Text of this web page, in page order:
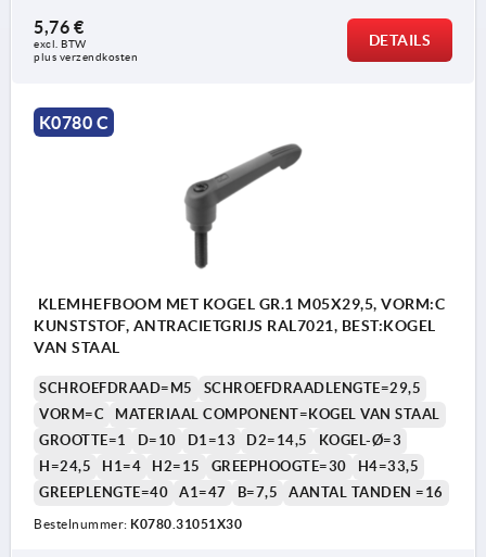
5,76 €
excl. BTW
plus verzendkosten
DETAILS
K0780 C
KLEMHEFBOOM MET KOGEL GR.1 M05X29,5, VORM:C
KUNSTSTOF, ANTRACIETGRIJS RAL7021, BEST:KOGEL
VAN STAAL
SCHROEFDRAAD=M5
SCHROEFDRAADLENGTE=29,5
VORM=C
MATERIAAL COMPONENT=KOGEL VAN STAAL
GROOTTE=1
D=10 D1=13 D2=14,5
KOGEL-Ø=3
H=24,5
H1=4 H2=15 GREEPHOOGTE=30
H4=33,5
GREEPLENGTE=40
A1=47 B=7,5 AANTAL TANDEN =16
Bestelnummer: K0780.31051X30